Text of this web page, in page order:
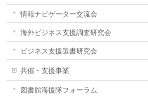
情報ナビゲーター交流会
海外ビジネス支援調査研究会
ビジネス支援選書研究会
共催・支援事業
図書館海援隊フォーラム